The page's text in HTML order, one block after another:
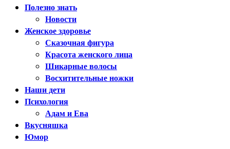
Полезно знать
Новости
Женское здоровье
Сказочная фигура
Красота женского лица
Шикарные волосы
Восхитительные ножки
Наши дети
Психология
Адам и Ева
Вкусняшка
Юмор